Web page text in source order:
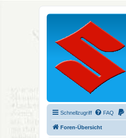
Schnellzugriff FAQ
Foren-Übersicht